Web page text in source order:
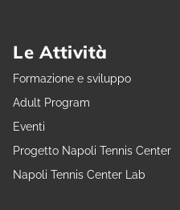
Le Attività
Formazione e sviluppo
Adult Program
Eventi
Progetto Napoli Tennis Center
Napoli Tennis Center Lab